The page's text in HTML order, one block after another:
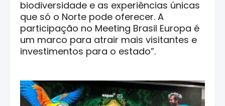
biodiversidade e as experiências únicas
que só o Norte pode oferecer. A
participação no Meeting Brasil Europa é
um marco para atrair mais visitantes e
investimentos para o estado”.